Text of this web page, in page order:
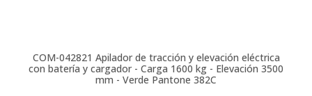
COM-042821 Apilador de tracción y elevación eléctrica
con batería y cargador - Carga 1600 kg - Elevación 3500
mm - Verde Pantone 382C